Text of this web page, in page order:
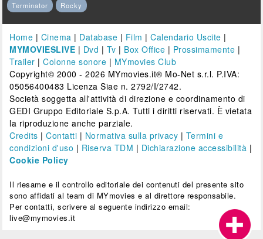
Terminator
Rocky
Home | Cinema | Database | Film |Calendario Uscite |
MYMOVIESLIVE | Dvd | Tv | Box Office | Prossimamente |
Trailer |Colonne sonore | MYmovies Club
Copyright© 2000 - 2026 MYmovies.it® Mo-Net s.r.l. P.IVA:
05056400483 Licenza Siae n. 2792/I/2742.
Società soggetta all'attività di direzione e coordinamento di
GEDI Gruppo Editoriale S.p.A. Tutti i diritti riservati. È vietata
la riproduzione anche parziale.
Credits |Contatti | Normativa sulla privacy | Termini e
condizioni d'uso | Riserva TDM | Dichiarazione accessibilità |
Cookie Policy
Il riesame e il controllo editoriale dei contenuti del presente sito
sono affidati al team di MYmovies e al direttore responsabile.
Per contatti, scrivere al seguente indirizzo email:
live@mymovies.it